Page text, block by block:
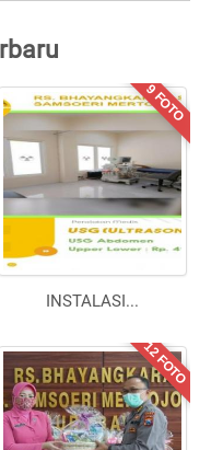
9 FOTO
INSTALASI...
12 FOTO